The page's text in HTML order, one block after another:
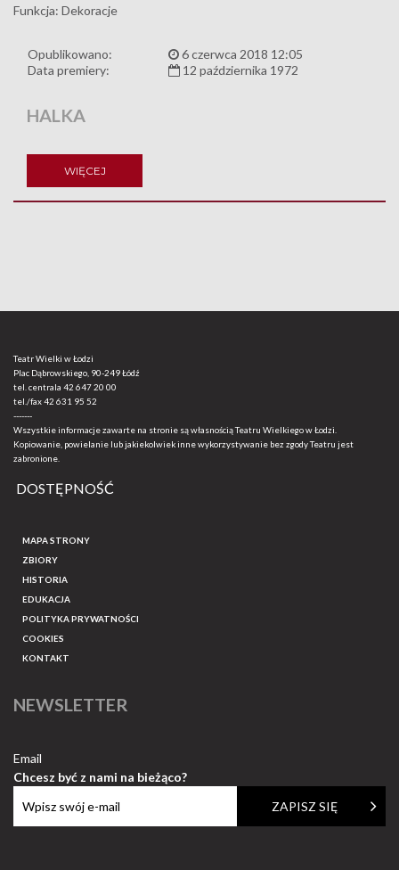
Funkcja: Dekoracje
Opublikowano:
6 czerwca 2018 12:05
Data premiery:
12 października 1972
HALKA
WIĘCEJ
Teatr Wielki w Łodzi
Plac Dąbrowskiego, 90-249 Łódź
tel. centrala 42 647 20 00
tel./fax42 631 95 52
-------
Wszystkie informacje zawarte na stronie są własnością Teatru Wielkiego w Łodzi.
Kopiowanie, powielanie lub jakiekolwiek inne wykorzystywanie bez zgody Teatru jest
zabronione.
DOSTĘPNOŚĆ
MAPA STRONY
ZBIORY
HISTORIA
EDUKACJA
POLITYKA PRYWATNOŚCI
COOKIES
KONTAKT
NEWSLETTER
Email
Chcesz być z nami na bieżąco?